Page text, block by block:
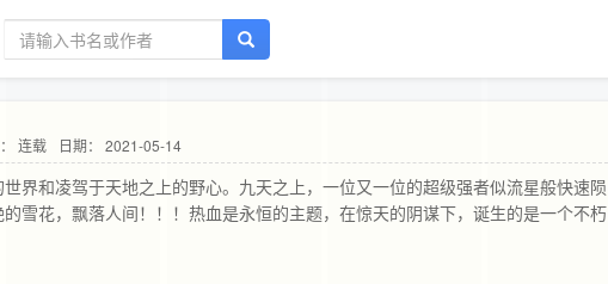
连载 日期： 2021-05-14
界和凌驾于天地之上的野心。九天之上，一位又一位的超级强者似流星般快速陨
雪花，飘落人间！！！热血是永恒的主题，在惊天的阴谋下，诞生的是一个不朽